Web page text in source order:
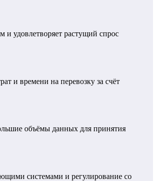
и удовлетворяет растущий спрос
и времени на перевозку за счёт
объёмы данных для принятия
системами и регулирование со